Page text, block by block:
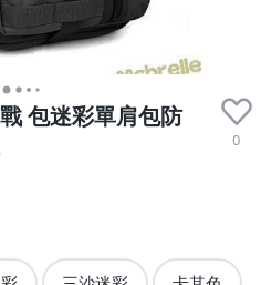
包迷彩單肩包防
0